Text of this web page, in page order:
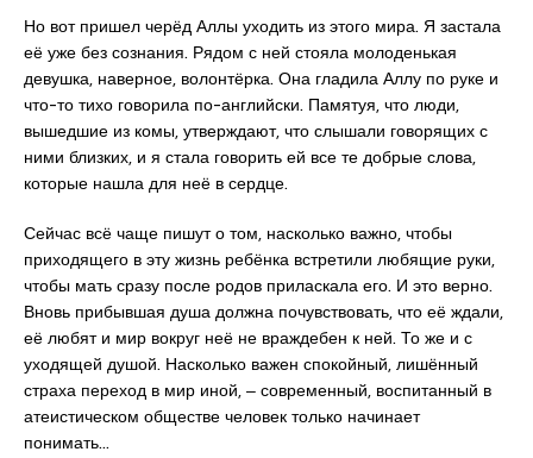
Но вот пришел черёд Аллы уходить из этого мира. Я застала
её уже без сознания. Рядом с ней стояла молоденькая
девушка, наверное, волонтёрка. Она гладила Аллу по руке и
что-то тихо говорила по-английски. Памятуя, что люди,
вышедшие из комы, утверждают, что слышали говорящих с
ними близких, и я стала говорить ей все те добрые слова,
которые нашла для неё в сердце.
Сейчас всё чаще пишут о том, насколько важно, чтобы
приходящего в эту жизнь ребёнка встретили любящие руки,
чтобы мать сразу после родов приласкала его. И это верно.
Вновь прибывшая душа должна почувствовать, что её ждали,
её любят и мир вокруг неё не враждебен к ней. То же и с
уходящей душой. Насколько важен спокойный, лишённый
страха переход в мир иной, ‒ современный, воспитанный в
атеистическом обществе человек только начинает
понимать…